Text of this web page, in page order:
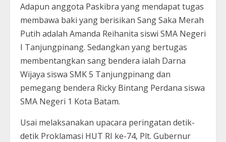
Adapun anggota Paskibra yang mendapat tugas
membawa baki yang berisikan Sang Saka Merah
Putih adalah Amanda Reihanita siswi SMA Negeri
I Tanjungpinang. Sedangkan yang bertugas
membentangkan sang bendera ialah Darna
Wijaya siswa SMK 5 Tanjungpinang dan
pemegang bendera Ricky Bintang Perdana siswa
SMA Negeri 1 Kota Batam.
Usai melaksanakan upacara peringatan detik-
detik Proklamasi HUT RI ke-74, Plt. Gubernur